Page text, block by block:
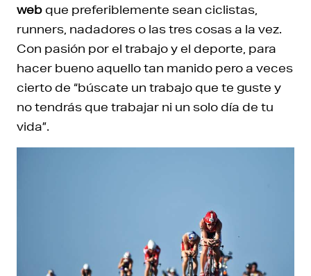
webque preferiblemente sean ciclistas,
runners, nadadores o las tres cosas a la vez.
Con pasión por el trabajo y el deporte, para
hacer bueno aquello tan manido pero a veces
cierto de “búscate un trabajo que te guste y
no tendrás que trabajar ni un solo día de tu
vida”.